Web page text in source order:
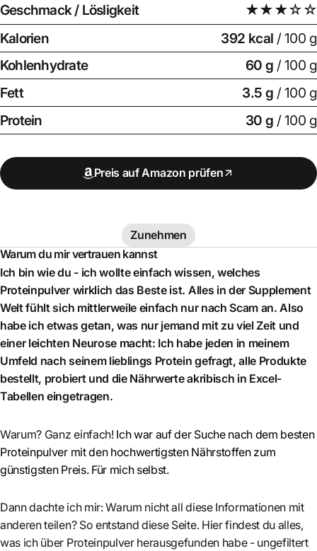
Geschmack / Lösligkeit
★★★☆☆
Kalorien
392 kcal / 100 g
Kohlenhydrate
60 g / 100 g
Fett
3.5 g / 100 g
Protein
30 g / 100 g
Preis auf Amazon prüfen
Zunehmen
Warum du mir vertrauen kannst
Ich bin wie du - ich wollte einfach wissen, welches
Proteinpulver wirklich das Beste ist. Alles in der Supplement
Welt fühlt sich mittlerweile einfach nur nach Scam an. Also
habe ich etwas getan, was nur jemand mit zu viel Zeit und
einer leichten Neurose macht: Ich habe jeden in meinem
Umfeld nach seinem lieblings Protein gefragt, alle Produkte
bestellt, probiert und die Nährwerte akribisch in Excel-
Tabellen eingetragen.
Warum? Ganz einfach! Ich war auf der Suche nach dem besten
Proteinpulver mit den hochwertigsten Nährstoffen zum
günstigsten Preis. Für mich selbst.
Dann dachte ich mir: Warum nicht all diese Informationen mit
anderen teilen? So entstand diese Seite. Hier findest du alles,
was ich über Proteinpulver herausgefunden habe - ungefiltert